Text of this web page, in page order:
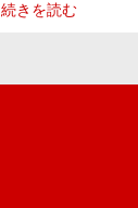
続きを読む